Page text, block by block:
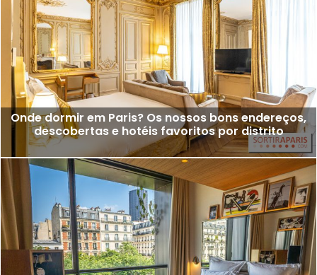
Onde dormir em Paris? Os nossos bons endereços,
descobertas e hotéis favoritos por distrito